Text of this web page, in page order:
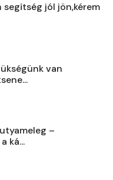
jól jön,kérem
van
–
ká...